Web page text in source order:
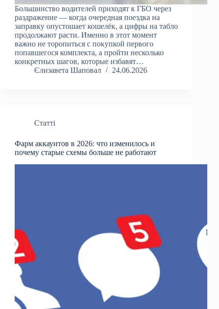
Большинство водителей приходят к ГБО через
раздражение — когда очередная поездка на
заправку опустошает кошелёк, а цифры на табло
продолжают расти. Именно в этот момент
важно не торопиться с покупкой первого
попавшегося комплекта, а пройти несколько
конкретных шагов, которые избавят…
Єлизавета Шаповал
24.06.2026
Статті
Фарм аккаунтов в 2026: что изменилось и
почему старые схемы больше не работают